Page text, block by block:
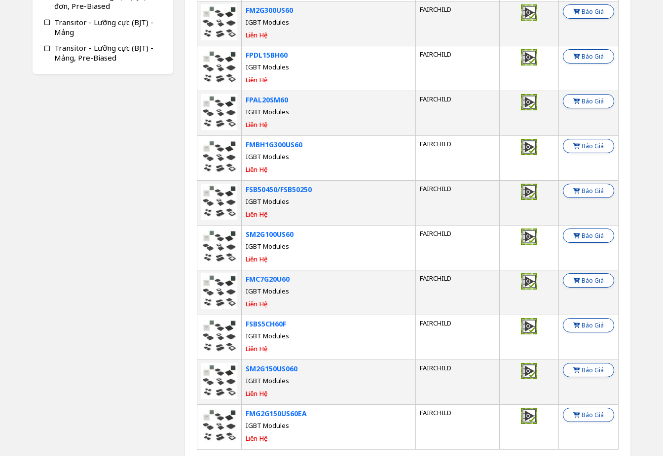
FM2G300US60
IGBT Modules
Liên Hệ
FAIRCHILD Báo Giá
FPDL15BH60
IGBT Modules
Liên Hệ
FAIRCHILD Báo Giá
FPAL20SM60
IGBT Modules
Liên Hệ
FAIRCHILD Báo Giá
FMBH1G300US60
IGBT Modules
Liên Hệ
FAIRCHILD Báo Giá
FSB50450/FSB50250
IGBT Modules
Liên Hệ
FAIRCHILD Báo Giá
SM2G100US60
IGBT Modules
Liên Hệ
FAIRCHILD Báo Giá
FMC7G20U60
IGBT Modules
Liên Hệ
FAIRCHILD Báo Giá
FSBS5CH60F
IGBT Modules
Liên Hệ
FAIRCHILD Báo Giá
SM2G150US060
IGBT Modules
Liên Hệ
FAIRCHILD Báo Giá
FMG2G150US60EA
IGBT Modules
Liên Hệ
FAIRCHILD Báo Giá
đơn, Pre-Biased
Transitor - Lưỡng cực (BJT) -
Mảng
Transitor - Lưỡng cực (BJT) -
Mảng, Pre-Biased